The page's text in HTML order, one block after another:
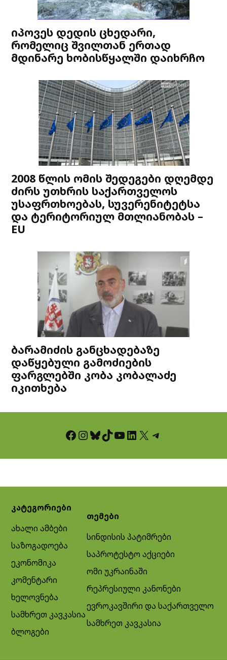
იპოვეს დედის ცხედარი,
რომელიც შვილთან ერთად
მდინარე ხობისწყალში დაიხრჩო
2008 წლის ომის შედეგები დღემდე
ძირს უთხრის საქართველოს
უსაფრთხოებას, სუვერენიტეტსა
და ტერიტორიულ მთლიანობას –
EU
ბარამიძის განცხადებაზე
დაწყებული გამოძიების
ფარგლებში კობა კობალაძე
იკითხება
Facebook InstagramBluesky TikTok YouTube LinkedIn X Telegram
კატეგორიები
ახალი ამბები
საზოგადოება
ეკონომიკა
კომენტარი
ხელოვნება
სამხრეთ კავკასია
ბლოგები
თემები
სინდისის პატიმრები
საპროტესტო აქციები
ომი უკრაინაში
რეპრესიული კანონები
ევროკავშირი და საქართველო
სამხრეთ კავკასია